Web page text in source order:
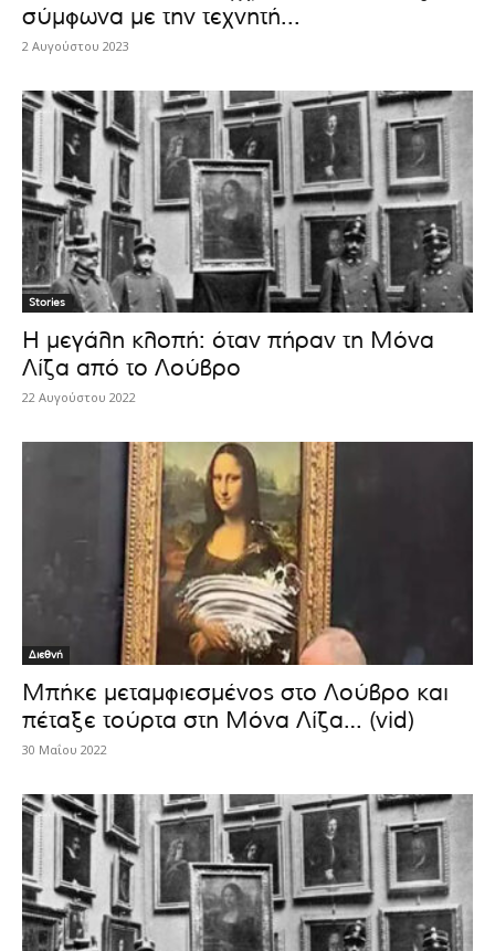
σύμφωνα με την τεχνητή...
2 Αυγούστου 2023
Stories
Η μεγάλη κλοπή: όταν πήραν τη Μόνα
Λίζα από το Λούβρο
22 Αυγούστου 2022
Διεθνή
Μπήκε μεταμφιεσμένος στο Λούβρο και
πέταξε τούρτα στη Μόνα Λίζα… (vid)
30 Μαΐου 2022